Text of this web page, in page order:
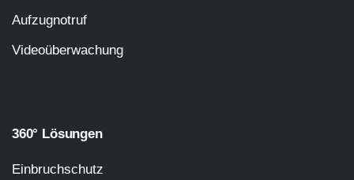
Aufzugnotruf
Videoüberwachung
360° Lösungen
Einbruchschutz